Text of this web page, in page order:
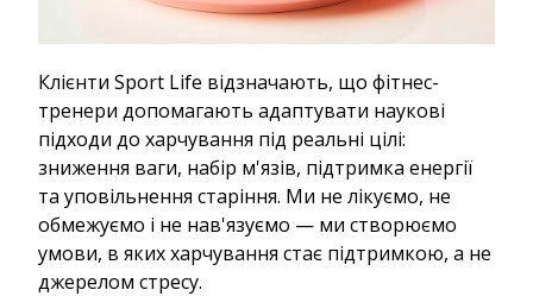
Клієнти Sport Life відзначають, що фітнес-
тренери допомагають адаптувати наукові
підходи до харчування під реальні цілі:
зниження ваги, набір м'язів, підтримка енергії
та уповільнення старіння. Ми не лікуємо, не
обмежуємо і не нав'язуємо — ми створюємо
умови, в яких харчування стає підтримкою, а не
джерелом стресу.